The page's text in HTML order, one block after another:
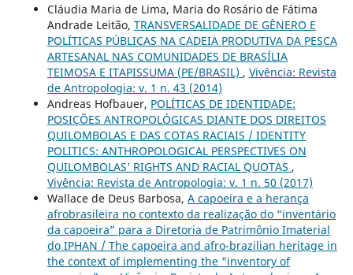
Cláudia Maria de Lima, Maria do Rosário de Fátima
Andrade Leitão, TRANSVERSALIDADE DE GÊNERO E
POLÍTICAS PÚBLICAS NA CADEIA PRODUTIVA DA PESCA
ARTESANAL NAS COMUNIDADES DE BRASÍLIA
TEIMOSA E ITAPISSUMA (PE/BRASIL) , Vivência: Revista
de Antropologia: v. 1 n. 43 (2014)
Andreas Hofbauer, POLÍTICAS DE IDENTIDADE:
POSIÇÕES ANTROPOLÓGICAS DIANTE DOS DIREITOS
QUILOMBOLAS E DAS COTAS RACIAIS / IDENTITY
POLITICS: ANTHROPOLOGICAL PERSPECTIVES ON
QUILOMBOLAS’ RIGHTS AND RACIAL QUOTAS ,
Vivência: Revista de Antropologia: v. 1 n. 50 (2017)
Wallace de Deus Barbosa, A capoeira e a herança
afrobrasileira no contexto da realização do “inventário
da capoeira” para a Diretoria de Patrimônio Imaterial
do IPHAN / The capoeira and afro-brazilian heritage in
the context of implementing the "inventory of